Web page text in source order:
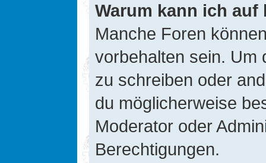
Warum kann ich
Manche Foren
vorbehalten sein. Um
zu schreiben oder
du möglicherweise
Moderator oder
Berechtigungen.